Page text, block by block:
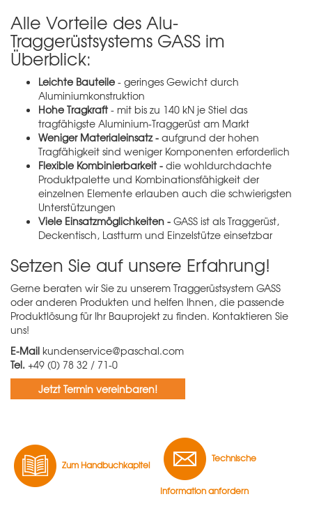
Alle Vorteile des Alu-
Traggerüstsystems GASS im
Überblick:
Leichte Bauteile - geringes Gewicht durch
Aluminiumkonstruktion
Hohe Tragkraft- mit bis zu 140 kN je Stiel das
tragfähigste Aluminium-Traggerüst am Markt
Weniger Materialeinsatz - aufgrund der hohen
Tragfähigkeit sind weniger Komponenten erforderlich
Flexible Kombinierbarkeit - die wohldurchdachte
Produktpalette und Kombinationsfähigkeit der
einzelnen Elemente erlauben auch die schwierigsten
Unterstützungen
Viele Einsatzmöglichkeiten - GASS ist als Traggerüst,
Deckentisch, Lastturm und Einzelstütze einsetzbar
Setzen Sie auf unsere Erfahrung!
Gerne beraten wir Sie zu unserem Traggerüstsystem GASS
oder anderen Produkten und helfen Ihnen, die passende
Produktlösung für Ihr Bauprojekt zu finden. Kontaktieren Sie
uns!
E-Mail kundenservice@paschal.com
Tel. +49 (0) 78 32 / 71-0
Jetzt Termin vereinbaren!
Zum Handbuchkapitel
Technische
Information anfordern